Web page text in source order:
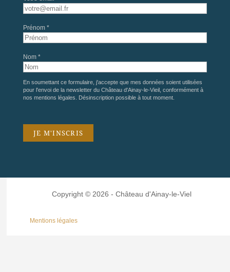
Prénom *
Nom *
En soumettant ce formulaire, j'accepte que mes données soient utilisées
pour l'envoi de la newsletter du Château d'Ainay-le-Vieil, conformément à
nos mentions légales . Désinscription possible à tout moment.
Copyright © 2026 - Château d'Ainay-le-Viel
Mentions légales